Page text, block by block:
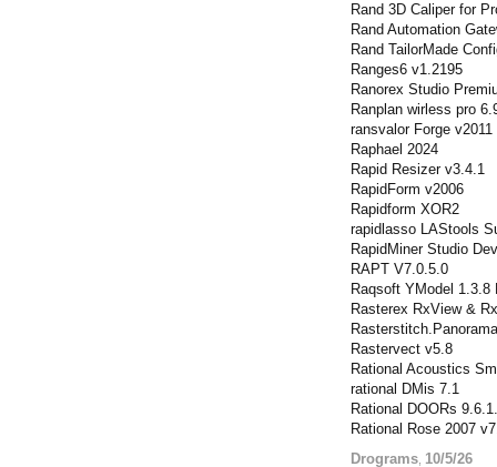
Rand 3D Caliper for
Rand Automation
Rand TailorMade
Ranges6 v1.2195
Ranorex Studio
Ranplan wirless pro
ransvalor Forge v2011
Raphael 2024
Rapid Resizer v3.4.1
RapidForm v2006
Rapidform XOR2
rapidlasso LAStools
RapidMiner Studio
RAPT V7.0.5.0
Raqsoft YModel 1.3.8
Rasterex RxView &
Rastervect v5.8
Rational Acoustics
rational DMis 7.1
Rational DOORs
Rational Rose 2007
Drograms 10/5/26